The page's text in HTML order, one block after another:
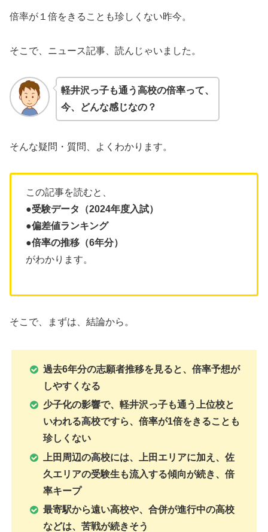
倍率が１倍をきることも珍しくない昨今。
そこで、ニュース記事、読んじゃいました。
軽井沢っ子も通う高校の倍率って、
今、どんな感じなの？
そんな疑問・質問、よくわかります。
この記事を読むと、
●受験データ（2024年度入試）
●偏差値ランキング
●倍率の推移（6年分）
がわかります。
そこで、まずは、結論から。
過去6年分の志願者推移を見ると、倍率予想が
しやすくなる
少子化の影響で、軽井沢っ子も通う上位校と
いわれる高校ですら、倍率が1倍をきることも
珍しくない
上田周辺の高校には、上田エリアに加え、佐
久エリアの受験生も流入する傾向が続き、倍
率キープ
最寄駅から遠い高校や、合併が進行中の高校
などは、苦戦が続きそう